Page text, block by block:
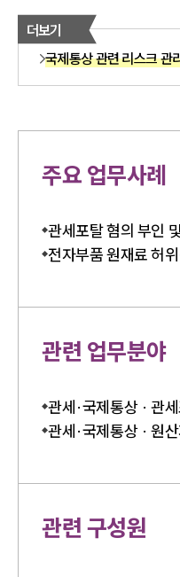
더보기
국제통상 관련 리스크 관
주요 업무사례
관세포탈 혐의 부인
전자부품 원재료 허
관련 업무분야
관세·국제통상 · 관
관세·국제통상 · 원
관련 구성원